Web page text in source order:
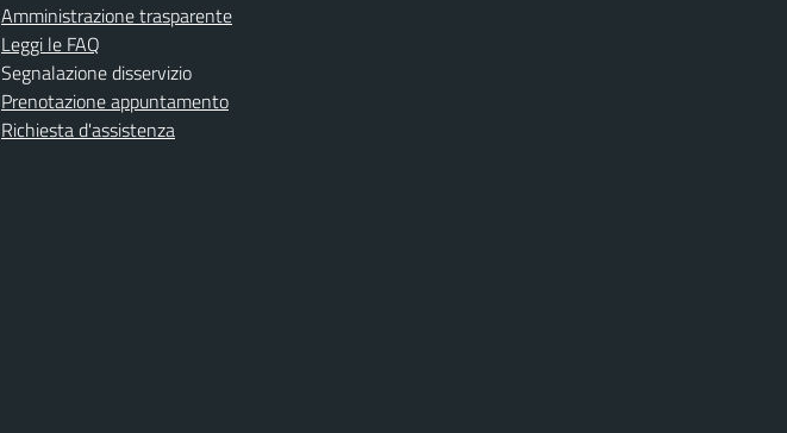
Amministrazione trasparente
Leggi le FAQ
Segnalazione disservizio
Prenotazione appuntamento
Richiesta d'assistenza